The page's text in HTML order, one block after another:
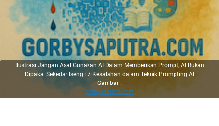
Ilustrasi Jangan Asal Gunakan AI Dalam Memberikan Prompt, AI Bukan
Dipakai Sekedar Iseng : 7 Kesalahan dalam Teknik Prompting AI
Gambar :
gorbysaputra.com